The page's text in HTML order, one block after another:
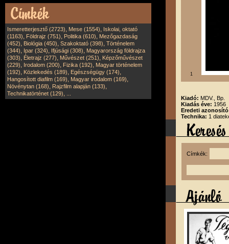
Ismeretterjesztő (2723), Mese (1554), Iskolai, oktató
(1163), Földrajz (751), Politika (610), Mezőgazdaság
(452), Biológia (450), Szakoktató (398), Történelem
(344), Ipar (324), Ifjúsági (308), Magyarország földrajza
(303), Életrajz (277), Művészet (251), Képzőművészet
(229), Irodalom (200), Fizika (192), Magyar történelem
(192), Közlekedés (189), Egészségügy (174),
Hangosított diafilm (169), Magyar irodalom (169),
Növénytan (168), Rajzfilm alapján (133),
Technikatörténet (129),
1
Kiadó: MDV., Bp.
Kiadás éve: 1956
Eredeti
Technika: 1
Címkék: